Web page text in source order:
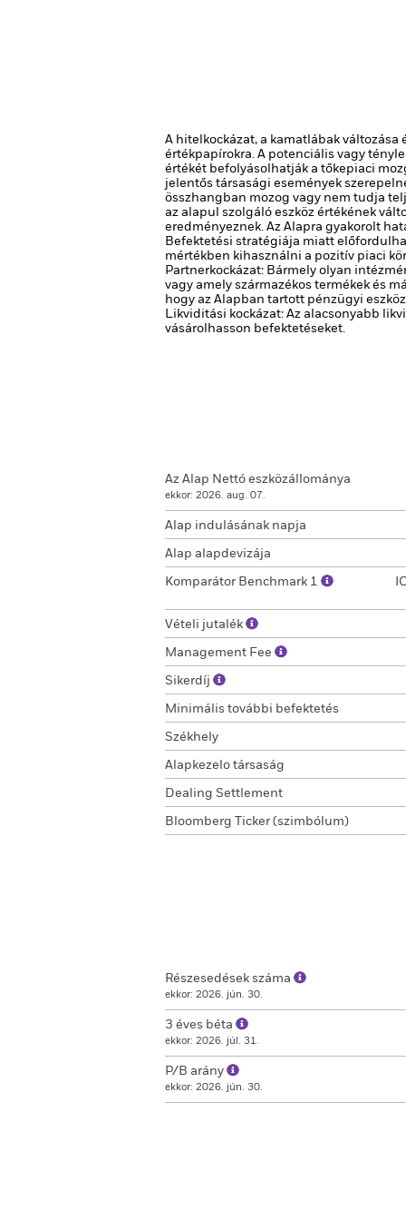
A hitelkockázat, a kamatlábak
értékpapírokra. A potenciális vagy
értékét befolyásolhatják a tőkepiaci
jelentős társasági események
összhangban mozog vagy nem tudja
az alapul szolgáló eszköz értékének
eredményeznek. Az Alapra gyakorolt
Befektetési stratégiája miatt
mértékben kihasználni a pozitív piaci
Partnerkockázat: Bármely olyan
vagy amely származékos termékek és
hogy az Alapban tartott pénzügyi
Likviditási kockázat: Az alacsonyabb
vásárolhasson befektetéseket.
Az Alap Nettó eszközállománya
ekkor: 2026. aug. 07.
Alap indulásának napja
Alap alapdevizája
Komparátor Benchmark 1
Vételi jutalék
Management Fee
Sikerdíj
Minimális további befektetés
Székhely
Alapkezelo társaság
Dealing Settlement
Bloomberg Ticker (szimbólum)
Részesedések száma
ekkor: 2026. jún. 30.
3 éves béta
ekkor: 2026. júl. 31.
P/B arány
ekkor: 2026. jún. 30.